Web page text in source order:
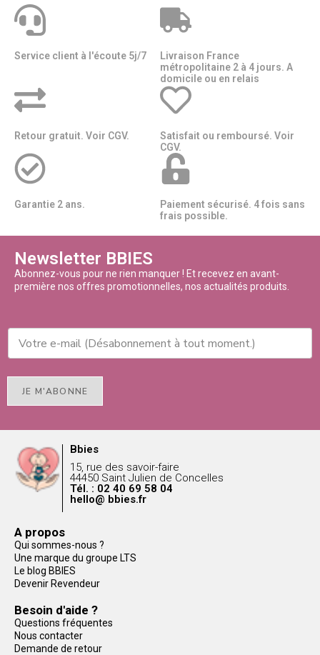
Service client à l'écoute 5j/7
Livraison France
métropolitaine 2 à 4 jours. A
domicile ou en relais​​
Retour gratuit. Voir CGV.
Satisfait ou remboursé. Voir
CGV.
Garantie 2 ans.
Paiement sécurisé. 4 fois sans
frais possible.
Newsletter BBIES
Abonnez-vous pour ne rien manquer ! Et recevez en avant-
première nos offres promotionnelles, nos actualités produits.
JE M'ABONNE
Bbies
15, rue des savoir-faire
44450 Saint Julien de Concelles
Tél. : 02 40 69 58 04
hello@ bbies.fr
A propos
Qui sommes-nous ?
Une marque du groupe LTS
Le blog BBIES
Devenir Revendeur
Besoin d'aide ?
Questions fréquentes
Nous contacter
Demande de retour